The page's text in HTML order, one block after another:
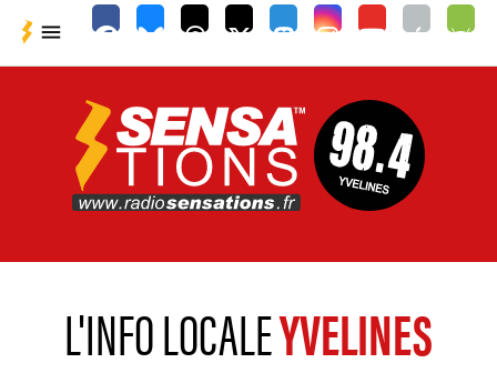

L'INFO LOCALEYVELINES